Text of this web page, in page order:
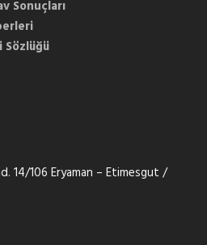
Sonuçları
14/106 Eryaman – Etimesgut /